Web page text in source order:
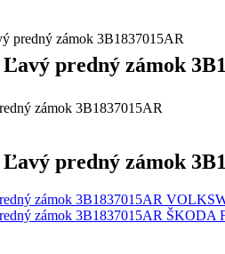
predný zámok 3B1837015AR
predný zámok
predný zámok
ŠKODA